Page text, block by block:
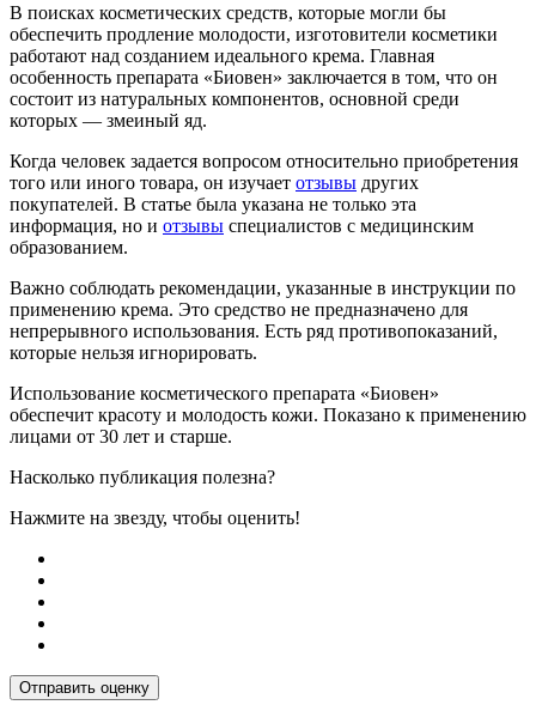
В поисках косметических средств, которые могли бы
обеспечить продление молодости, изготовители косметики
работают над созданием идеального крема. Главная
особенность препарата «Биовен» заключается в том, что он
состоит из натуральных компонентов, основной среди
которых — змеиный яд.
Когда человек задается вопросом относительно приобретения
того или иного товара, он изучает отзывы других
покупателей. В статье была указана не только эта
информация, но и отзывы специалистов с медицинским
образованием.
Важно соблюдать рекомендации, указанные в инструкции по
применению крема. Это средство не предназначено для
непрерывного использования. Есть ряд противопоказаний,
которые нельзя игнорировать.
Использование косметического препарата «Биовен»
обеспечит красоту и молодость кожи. Показано к применению
лицами от 30 лет и старше.
Насколько публикация полезна?
Нажмите на звезду, чтобы оценить!
Отправить оценку